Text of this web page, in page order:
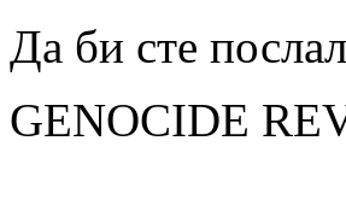
Да би сте
GENOCIDE